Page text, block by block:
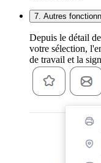
7. Autres
Depuis le détail
votre sélection,
de travail et la